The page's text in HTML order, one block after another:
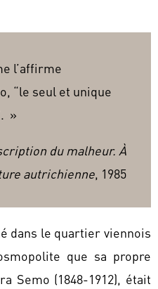
l’affirme
“le seul et unique
»
du malheur. À
autrichienne, 1985
dans le quartier viennois
que sa propre
Semo (1848-1912), était